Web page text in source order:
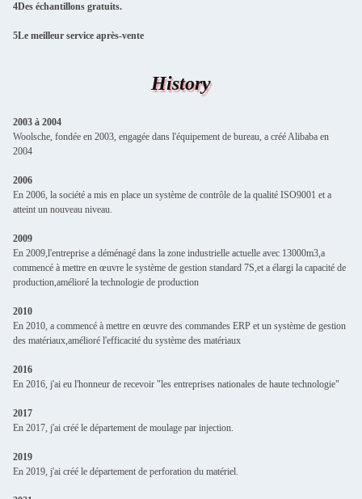
4Des échantillons gratuits.
5Le meilleur service après-vente
History
2003 à 2004
Woolsche, fondée en 2003, engagée dans l'équipement de bureau, a créé Alibaba en
2004
2006
En 2006, la société a mis en place un système de contrôle de la qualité ISO9001 et a
atteint un nouveau niveau.
2009
En 2009,l'entreprise a déménagé dans la zone industrielle actuelle avec 13000m3,a
commencé à mettre en œuvre le système de gestion standard 7S,et a élargi la capacité de
production,amélioré la technologie de production
2010
En 2010, a commencé à mettre en œuvre des commandes ERP et un système de gestion
des matériaux,amélioré l'efficacité du système des matériaux
2016
En 2016, j'ai eu l'honneur de recevoir "les entreprises nationales de haute technologie"
2017
En 2017, j'ai créé le département de moulage par injection.
2019
En 2019, j'ai créé le département de perforation du matériel.